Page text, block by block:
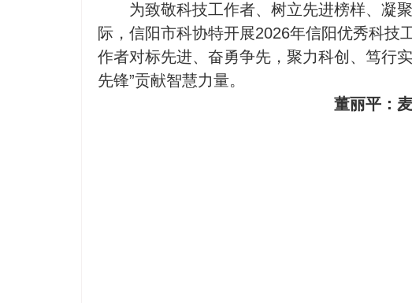
为致敬科技工作者、树立先进榜样、凝
际，信阳市科协特开展2026年信阳优秀科技
作者对标先进、奋勇争先，聚力科创、笃行
先锋”贡献智慧力量。
董丽平：